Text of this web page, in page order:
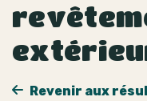
Revenir aux